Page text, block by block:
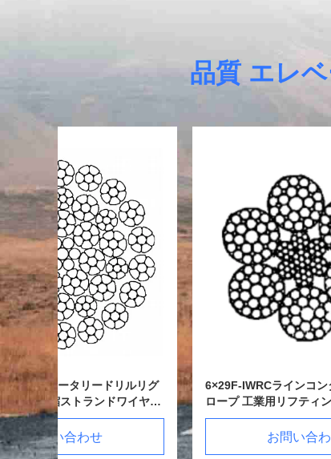
品質 エレ
グ
ロ
6×29F-IWRCラインコンタクトワイヤ
ロープ 工業用リフティング用
お問い合わせ
名